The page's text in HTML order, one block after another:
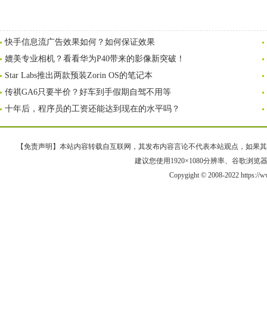
快手信息流广告效果如何？如何保证效果
媲美专业相机？看看华为P40带来的影像新突破！
Star Labs推出两款预装Zorin OS的笔记本
传祺GA6只要半价？好车到手假期自驾不用等
十年后，程序员的工资还能达到现在的水平吗？
【免责声明】本站内容转载自互联网，其发布内容言论不代表本站观点，如果
建议您使用1920×1080分辨率、谷歌浏览
Copygight © 2008-2022 https://